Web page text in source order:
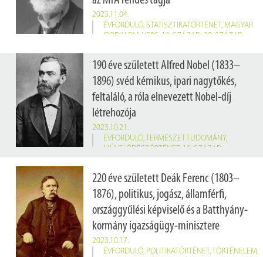
2023.11.04.
ÉVFORDULÓ, STATISZTIKATÖRTÉNET, MAGYAR
IRODALOM VERS 19. SZÁZAD 20. SZÁZAD
190 éve született Alfred Nobel (1833–
1896) svéd kémikus, ipari nagytőkés,
feltaláló, a róla elnevezett Nobel-díj
létrehozója
2023.10.21.
ÉVFORDULÓ, TERMÉSZETTUDOMÁNY,
MŰVELŐDÉSTÖRTÉNET 19. SZÁZAD
220 éve született Deák Ferenc (1803–
1876), politikus, jogász, államférfi,
országgyűlési képviselő és a Batthyány-
kormány igazságügy-minisztere
2023.10.17.
ÉVFORDULÓ, POLITIKATÖRTÉNET, TÖRTÉNELEM,